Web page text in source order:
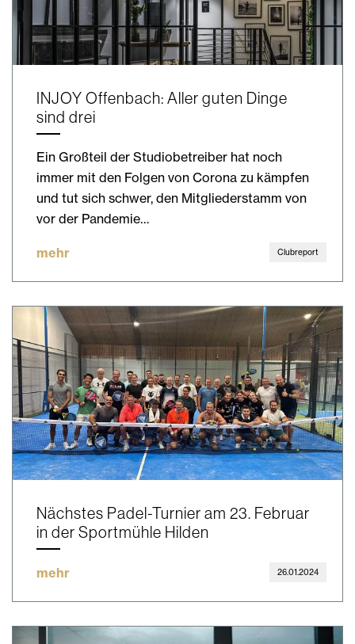
INJOY Offenbach: Aller guten Dinge
sind drei
Ein Großteil der Studiobetreiber hat noch
immer mit den Folgen von Corona zu kämpfen
und tut sich schwer, den Mitgliederstamm von
vor der Pandemie…
mehr Clubreport
Nächstes Padel-Turnier am 23. Februar
in der Sportmühle Hilden
mehr 26.01.2024